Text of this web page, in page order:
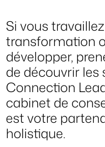
Si vous
transformation
développer,
de découvrir
Connection
cabinet de
est votre
holistique.